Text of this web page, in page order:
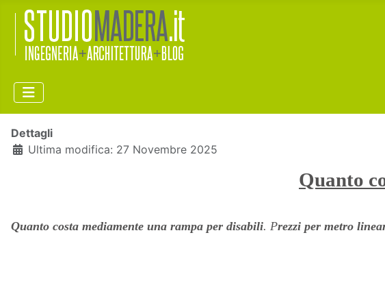
Dettagli
Ultima modifica: 27 Novembre 2025
Quanto
Quanto costa mediamente una rampa per disabili. Prezzi per metro